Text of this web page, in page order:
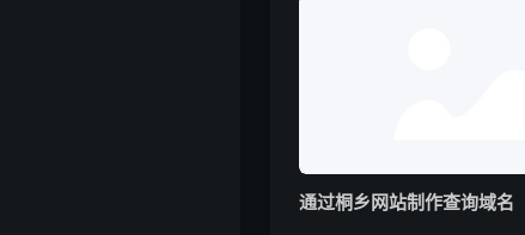
通过桐乡网站制作查询域名